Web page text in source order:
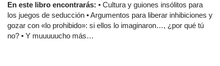
En este libro encontrarás: • Cultura y guiones insólitos para
los juegos de seducción • Argumentos para liberar inhibiciones y
gozar con «lo prohibido»: si ellos lo imaginaron…, ¿por qué tú
no? • Y muuuuucho más…